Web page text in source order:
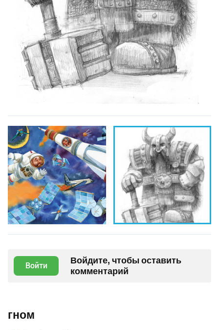
Войти
Войдите, чтобы оставить
комментарий
гном